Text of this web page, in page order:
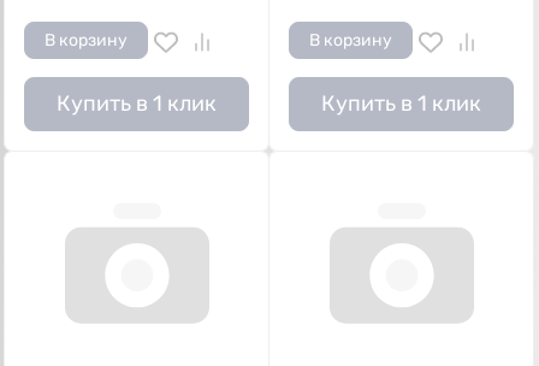
В корзину
Купить в 1 клик
В корзину
Купить в 1 клик